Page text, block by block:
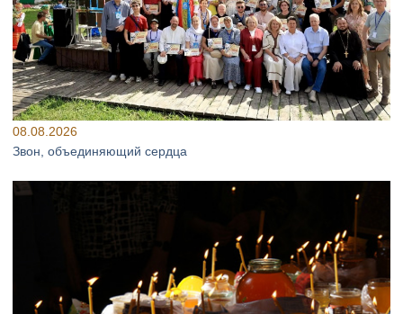
08.08.2026
Звон, объединяющий сердца